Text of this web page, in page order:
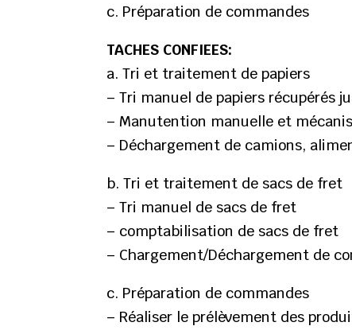
c. Préparation de commandes
TACHES CONFIEES:
a. Tri et traitement de papiers
– Tri manuel de papiers récupérés
– Manutention manuelle et
– Déchargement de camions,
b. Tri et traitement de sacs de fret
– Tri manuel de sacs de fret
– comptabilisation de sacs de fret
– Chargement/Déchargement de
c. Préparation de commandes
– Réaliser le prélèvement des